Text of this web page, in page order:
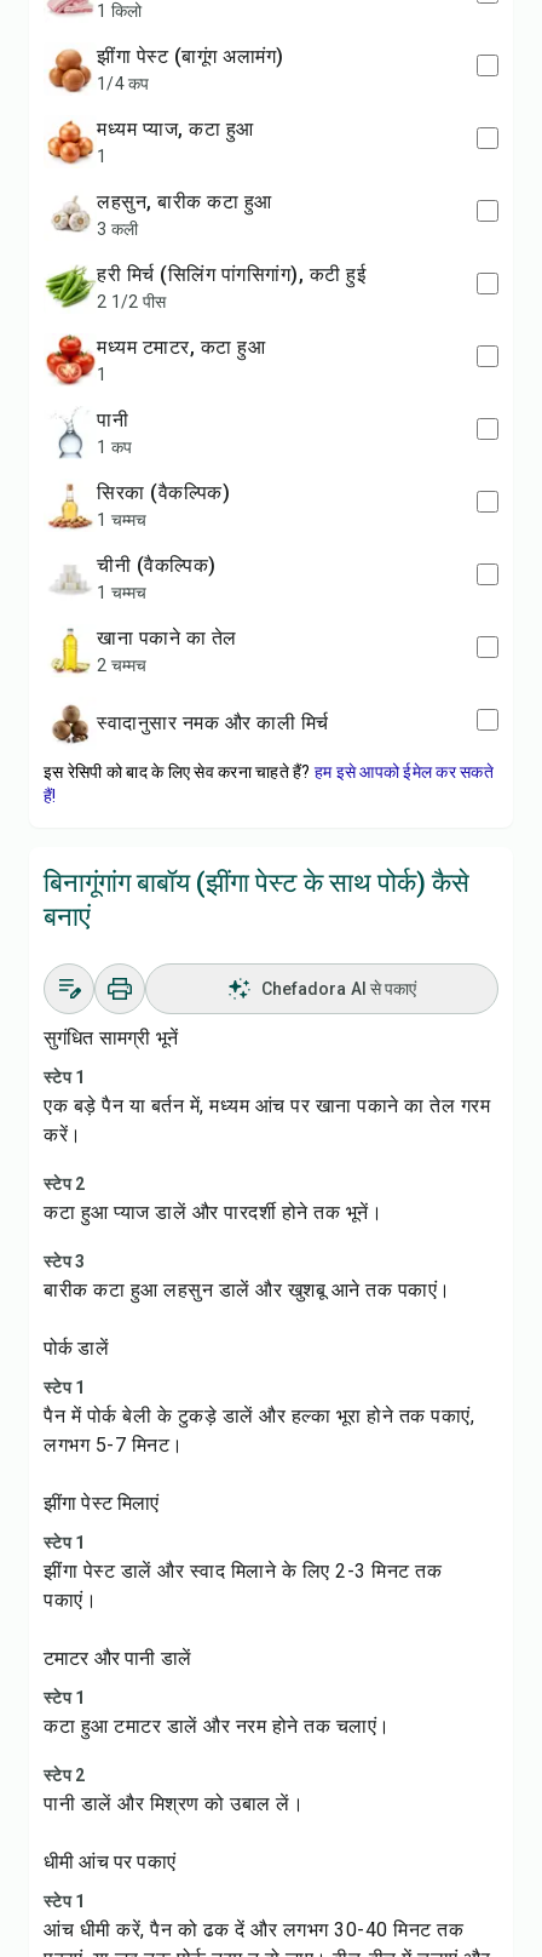
1 किलो
झींगा पेस्ट (बागूंग अलामंग)
1/4 कप
मध्यम प्याज, कटा हुआ
1
लहसुन, बारीक कटा हुआ
3 कली
हरी मिर्च (सिलिंग पांगसिगांग), कटी हुई
2 1/2 पीस
मध्यम टमाटर, कटा हुआ
1
पानी
1 कप
सिरका (वैकल्पिक)
1 चम्मच
चीनी (वैकल्पिक)
1 चम्मच
खाना पकाने का तेल
2 चम्मच
स्वादानुसार नमक और काली मिर्च
इस रेसिपी को बाद के लिए सेव करना चाहते हैं? हम इसे आपको ईमेल कर सकते
हैं!
बिनागूंगांग बाबॉय (झींगा पेस्ट के साथ पोर्क) कैसे
बनाएं
Chefadora AI से पकाएं
सुगंधित सामग्री भूनें
स्टेप 1
एक बड़े पैन या बर्तन में, मध्यम आंच पर खाना पकाने का तेल गरम
करें।
स्टेप 2
कटा हुआ प्याज डालें और पारदर्शी होने तक भूनें।
स्टेप 3
बारीक कटा हुआ लहसुन डालें और खुशबू आने तक पकाएं।
पोर्क डालें
स्टेप 1
पैन में पोर्क बेली के टुकड़े डालें और हल्का भूरा होने तक पकाएं,
लगभग 5-7 मिनट।
झींगा पेस्ट मिलाएं
स्टेप 1
झींगा पेस्ट डालें और स्वाद मिलाने के लिए 2-3 मिनट तक
पकाएं।
टमाटर और पानी डालें
स्टेप 1
कटा हुआ टमाटर डालें और नरम होने तक चलाएं।
स्टेप 2
पानी डालें और मिश्रण को उबाल लें।
धीमी आंच पर पकाएं
स्टेप 1
आंच धीमी करें, पैन को ढक दें और लगभग 30-40 मिनट तक